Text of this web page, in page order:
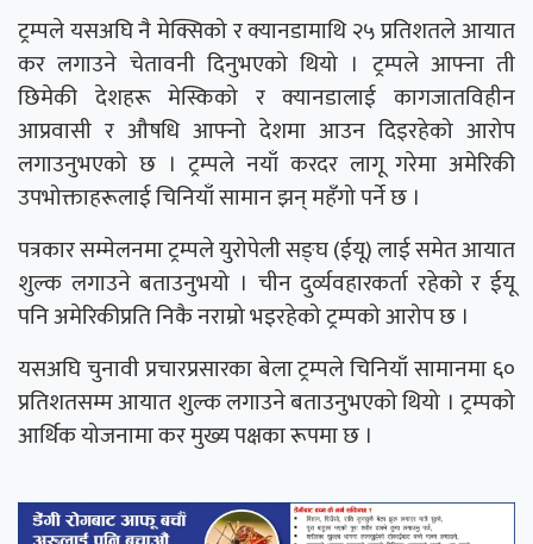
ट्रम्पले यसअघि नै मेक्सिको र क्यानडामाथि २५ प्रतिशतले आयात
कर लगाउने चेतावनी दिनुभएको थियो । ट्रम्पले आफ्ना ती
छिमेकी देशहरू मेस्किको र क्यानडालाई कागजातविहीन
आप्रवासी र औषधि आफ्नो देशमा आउन दिइरहेको आरोप
लगाउनुभएको छ । ट्रम्पले नयाँ करदर लागू गरेमा अमेरिकी
उपभोक्ताहरूलाई चिनियाँ सामान झन् महँगो पर्ने छ ।
पत्रकार सम्मेलनमा ट्रम्पले युरोपेली सङ्घ (ईयू) लाई समेत आयात
शुल्क लगाउने बताउनुभयो । चीन दुर्व्यवहारकर्ता रहेको र ईयू
पनि अमेरिकीप्रति निकै नराम्रो भइरहेको ट्रम्पको आरोप छ ।
यसअघि चुनावी प्रचारप्रसारका बेला ट्रम्पले चिनियाँ सामानमा ६०
प्रतिशतसम्म आयात शुल्क लगाउने बताउनुभएको थियो । ट्रम्पको
आर्थिक योजनामा कर मुख्य पक्षका रूपमा छ ।